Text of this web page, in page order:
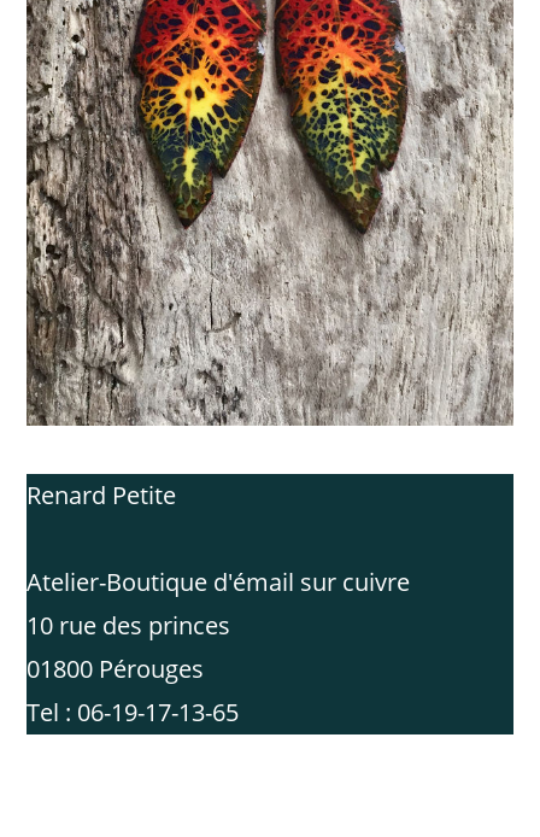
Renard Petite
Atelier-Boutique d'émail sur cuivre
10 rue des princes
01800 Pérouges
Tel : 06-19-17-13-65